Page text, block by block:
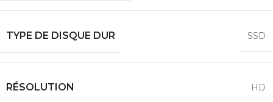
TYPE DE DISQUE DUR SSD
RÉSOLUTION HD